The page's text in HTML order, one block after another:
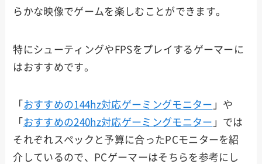
らかな映像でゲームを楽しむことができます。
特にシューティングやFPSをプレイするゲーマーに
はおすすめです。
「 おすすめの144hz対応ゲーミングモニター 」や
「 おすすめの240hz対応ゲーミングモニター 」では
それぞれスペックと予算に合ったPCモニターを紹
介しているので、PCゲーマーはそちらを参考にし